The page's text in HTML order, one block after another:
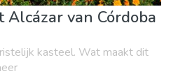
van Córdoba
kasteel. Wat maakt dit